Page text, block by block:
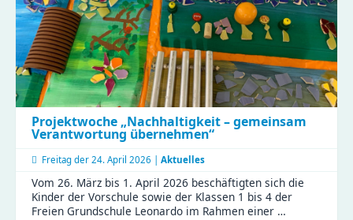
Projektwoche „Nachhaltigkeit – gemeinsam
Verantwortung übernehmen“
Freitag der 24. April 2026 | Aktuelles
Vom 26. März bis 1. April 2026 beschäftigten sich die
Kinder der Vorschule sowie der Klassen 1 bis 4 der
Freien Grundschule Leonardo im Rahmen einer …